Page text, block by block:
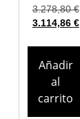
3.278,80€
3.114,86 €
Añadir
al
carrito